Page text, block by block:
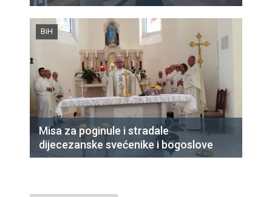
BiH
Misa za poginule i stradale
dijecezanske svećenike i bogoslove